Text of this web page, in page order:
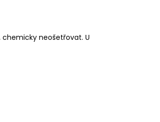
chemicky neošetřovat. U